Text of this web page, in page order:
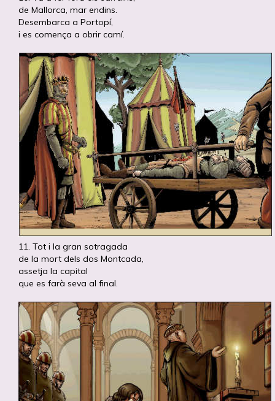
de Mallorca, mar endins.
Desembarca a Portopí,
i es comença a obrir camí.
11. Tot i la gran sotragada
de la mort dels dos Montcada,
assetja la capital
que es farà seva al final.